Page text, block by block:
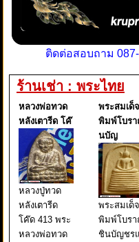
ติดต่อสอบถาม
ร้านเช่า : พระไทย
หลวงพ่อทวด
หลังเตารีด โค๊
หลวงปู่ทวด
หลังเตารีด
โค๊ด 413 พระ
หลวงพ่อทวด
พระสมเด็จ
พิมพ์โบร
นบัญ
พระสมเด็จ
พิมพ์โบร
ชินบัญชร